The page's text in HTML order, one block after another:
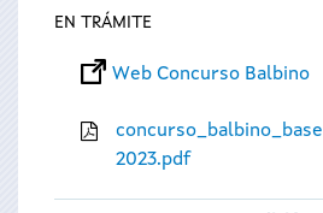
EN TRÁMITE
Web Concurso Balbino
2023.pdf